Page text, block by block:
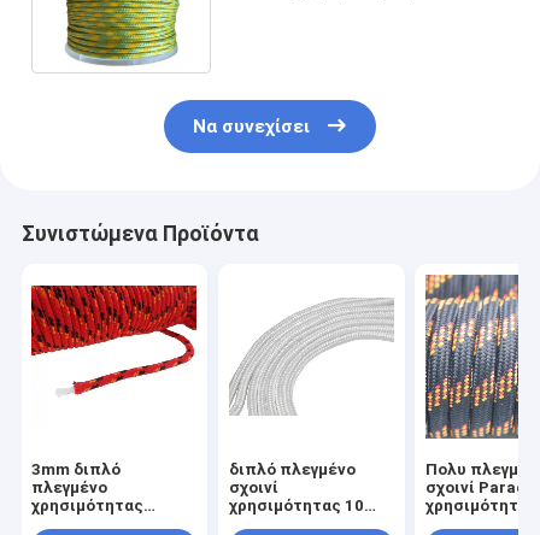
Να συνεχίσει
Συνιστώμενα Προϊόντα
3mm διπλό
πλεγμένο
χρησιμότητας
διπλό πλεγμένο
σχοινί
χρησιμότητας 10
Πολυ
σχοινί
χρησιμότητας